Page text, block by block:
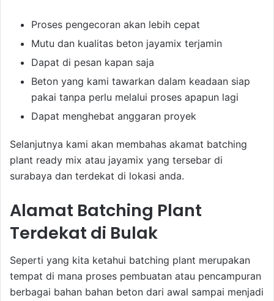
Proses pengecoran akan lebih cepat
Mutu dan kualitas beton jayamix terjamin
Dapat di pesan kapan saja
Beton yang kami tawarkan dalam keadaan siap
pakai tanpa perlu melalui proses apapun lagi
Dapat menghebat anggaran proyek
Selanjutnya kami akan membahas akamat batching
plant ready mix atau jayamix yang tersebar di
surabaya dan terdekat di lokasi anda.
Alamat Batching Plant
Terdekat di Bulak
Seperti yang kita ketahui batching plant merupakan
tempat di mana proses pembuatan atau pencampuran
berbagai bahan bahan beton dari awal sampai menjadi